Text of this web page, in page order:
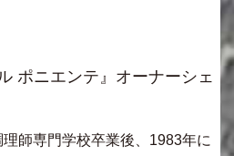
ポニエンテ』オーナーシェ
師専門学校卒業後、1983年に